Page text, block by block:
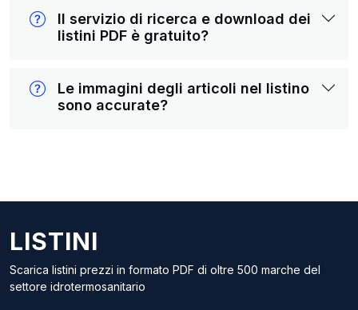
Il servizio di ricerca e download dei
listini PDF è gratuito?
Le immagini degli articoli nel listino
sono accurate?
LISTINI
Scarica listini prezzi in formato PDF di oltre 500 marche del
settore idrotermosanitario